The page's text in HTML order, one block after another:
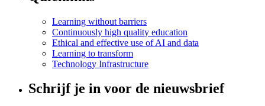
Learning without barriers
Continuously high quality education
Ethical and effective use of AI and data
Learning to transform
Technology Infrastructure
Schrijf je in voor de nieuwsbrief